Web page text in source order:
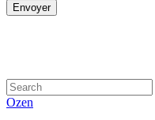
content
Close
Ozen